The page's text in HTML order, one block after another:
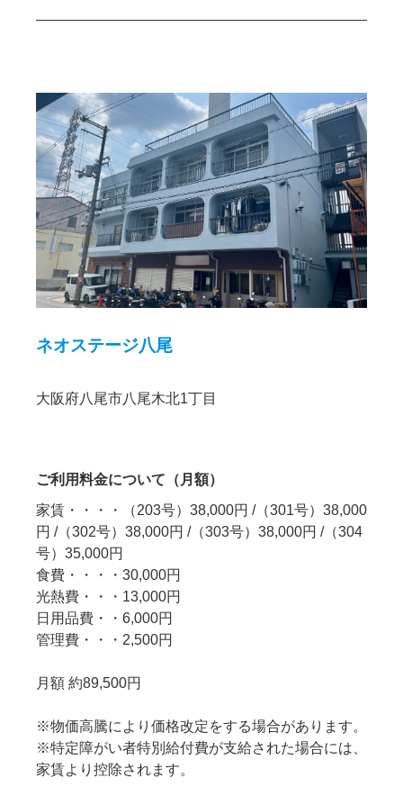
ネオステージ八尾
大阪府八尾市八尾木北1丁目
ご利用料金について（月額）
家賃・・・・（203号）38,000円 /（301号）38,000
円 /（302号）38,000円 /（303号）38,000円 /（304
号）35,000円
食費・・・・30,000円
光熱費・・・13,000円
日用品費・・6,000円
管理費・・・2,500円
月額 約89,500円
※物価高騰により価格改定をする場合があります。
※特定障がい者特別給付費が支給された場合には、
家賃より控除されます。